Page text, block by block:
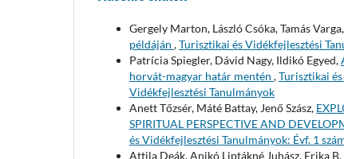
Gergely Marton, László Csóka, Tamás
példáján ,Turisztikai és Vidékfejlesztési
Patrícia Spiegler, Dávid Nagy, Ildikó Egyed,
horvát-magyar határ mentén ,Turisztikai
Vidékfejlesztési Tanulmányok
Anett Tőzsér, Máté Battay, Jenő Szász,
SPIRITUAL PERSPECTIVE AND
és Vidékfejlesztési Tanulmányok: Évf. 1
Attila Deák, Anikó Liptákné Juhász, Erika